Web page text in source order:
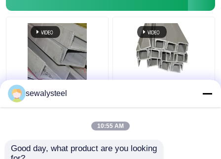
410 430 904L 409L
310s ステンレス・スチ
ダーメイド 丸い平面バ
304 304l 316 316l ステ
sewalysteel
10:55 AM
Good day, what product are you looking